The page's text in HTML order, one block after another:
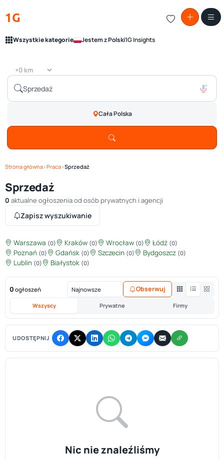
1G
Wszystkie kategorie Jestem z Polski1G Insights
Cała Polska
Strona główna›Praca›Sprzedaż
Sprzedaż
0 aktualne ogłoszenia od osób prywatnych i agencji
Zapisz wyszukiwanie
Warszawa (0) Kraków (0) Wrocław (0) Łódź (0)
Poznań (0) Gdańsk (0) Szczecin (0) Bydgoszcz (0)
Lublin (0) Białystok (0)
0 ogłoszeń
Wszyscy Prywatne Firmy
Obserwuj
UDOSTĘPNIJ
Nic nie znaleźliśmy